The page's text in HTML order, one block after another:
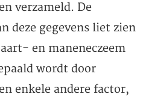
verzameld. De
deze gegevens liet zien
en maneneczeem
wordt door
enkele andere factor,